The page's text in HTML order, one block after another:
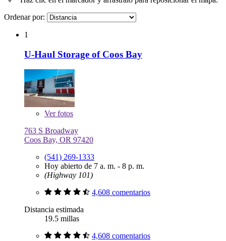
Ordenar por:
1
U-Haul Storage of Coos Bay
Verfotos
763 S Broadway
Coos Bay, OR 97420
(541) 269-1333
Hoy abierto de 7 a. m. - 8 p. m.
(Highway 101)
4,608 comentarios
Distancia estimada
19.5 millas
4,608 comentarios